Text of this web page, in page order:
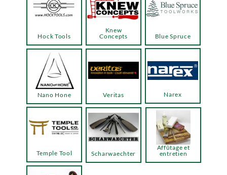
Hock Tools
Knew
Concepts
Temple Tool
Blue Spruce
Narex
Veritas
Nano Hone
Scharwaechter
Affûtage et
entretien